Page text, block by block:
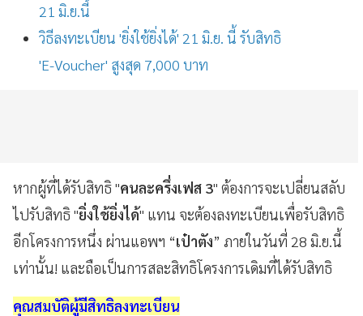
21 มิ.ย.นี้
วิธีลงทะเบียน 'ยิ่งใช้ยิ่งได้' 21 มิ.ย. นี้ รับสิทธิ
'E-Voucher' สูงสุด 7,000 บาท
หากผู้ที่ได้รับสิทธิ "คนละครึ่งเฟส 3" ต้องการจะเปลี่ยนสลับ
ไปรับสิทธิ "ยิ่งใช้ยิ่งได้" แทน จะต้องลงทะเบียนเพื่อรับสิทธิ
อีกโครงการหนึ่ง ผ่านแอพฯ “เป๋าตัง” ภายในวันที่ 28 มิ.ย.นี้
เท่านั้น! และถือเป็นการสละสิทธิโครงการเดิมที่ได้รับสิทธิ
คุณสมบัติผู้มีสิทธิลงทะเบียน